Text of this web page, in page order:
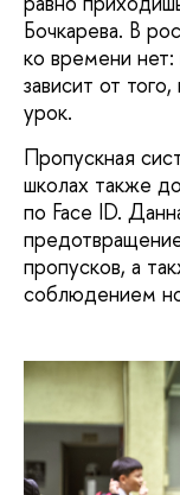
Бочкарева. В
ко времени нет:
зависит от
урок.
Пропускная
школах также
по Face ID.
пропусков, а
соблюдением